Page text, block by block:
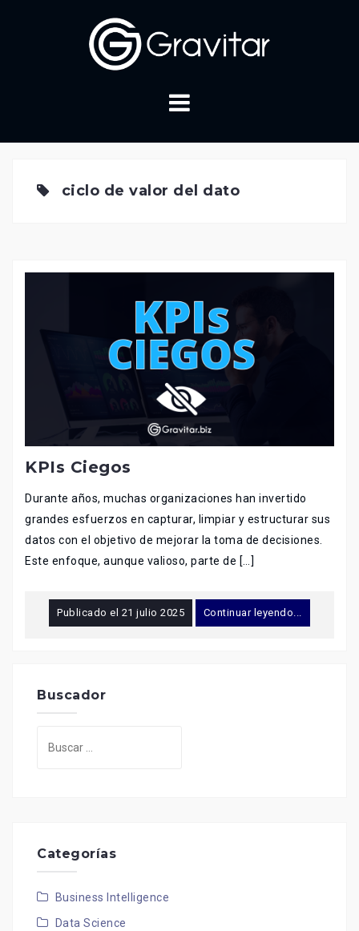
ciclo de valor del dato
KPIs Ciegos
Durante años, muchas organizaciones han invertido
grandes esfuerzos en capturar, limpiar y estructurar sus
datos con el objetivo de mejorar la toma de decisiones.
Este enfoque, aunque valioso, parte de […]
Publicado el 21 julio 2025 Continuar leyendo...
Buscador
Categorías
Business Intelligence
Data Science